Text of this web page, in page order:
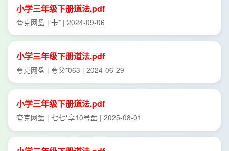
小学三年级下册道法.pdf
夸克网盘 | 卡* | 2024-09-06
小学三年级下册道法.pdf
夸克网盘 | 夸父*063 | 2024-06-29
小学三年级下册道法.pdf
夸克网盘 | 七七*享10号盘 | 2025-08-01